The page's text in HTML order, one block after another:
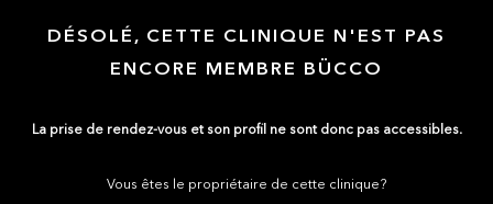
DÉSOLÉ, CETTE CLINIQUE N'EST PAS
ENCORE MEMBRE BÜCCO
La prise de rendez-vous et son profil ne sont donc pas accessibles.
Vous êtes le propriétaire de cette clinique?